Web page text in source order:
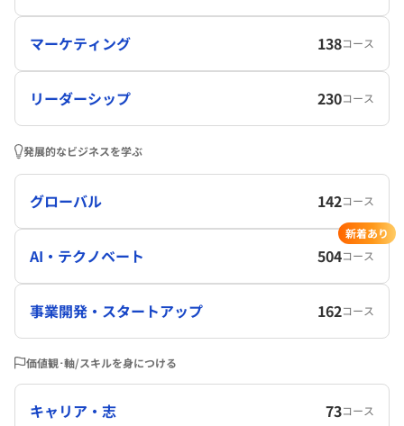
マーケティング 138コース
リーダーシップ 230コース
発展的なビジネスを学ぶ
グローバル 142コース
AI・テクノベート 504コース
新着あり
事業開発・スタートアップ 162コース
価値観･軸/スキルを身につける
キャリア・志 73コース